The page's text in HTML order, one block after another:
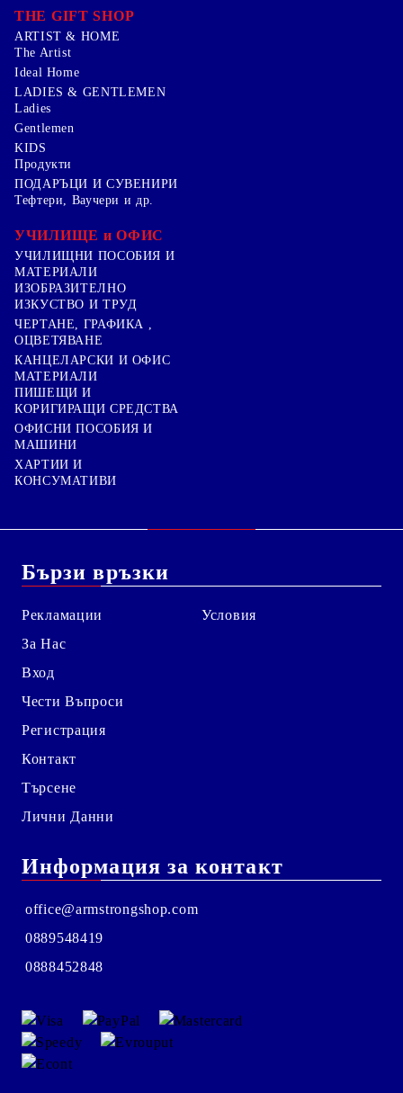
THE GIFT SHOP
ARTIST & HOME
The Artist
Ideal Home
LADIES & GENTLEMEN
Ladies
Gentlemen
KIDS
Продукти
ПОДАРЪЦИ И СУВЕНИРИ
Тефтери, Ваучери и др.
УЧИЛИЩЕ и ОФИС
УЧИЛИЩНИ ПОСОБИЯ И
МАТЕРИАЛИ
ИЗОБРАЗИТЕЛНО
ИЗКУСТВО И ТРУД
ЧЕРТАНЕ, ГРАФИКА ,
ОЦВЕТЯВАНЕ
КАНЦЕЛАРСКИ И ОФИС
МАТЕРИАЛИ
ПИШЕЩИ И
КОРИГИРАЩИ СРЕДСТВА
ОФИСНИ ПОСОБИЯ И
МАШИНИ
ХАРТИИ И
КОНСУМАТИВИ
Бързи връзки
Рекламации
За Нас
Вход
Чести Въпроси
Регистрация
Контакт
Търсене
Лични Данни
Условия
Информация за контакт
office@armstrongshop.com
0889548419
0888452848